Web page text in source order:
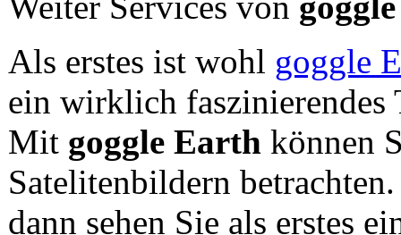
Als erstes ist wohl goggle
ein wirklich faszinierendes
Mit goggle Earth können
Satelitenbildern
dann sehen Sie als erstes